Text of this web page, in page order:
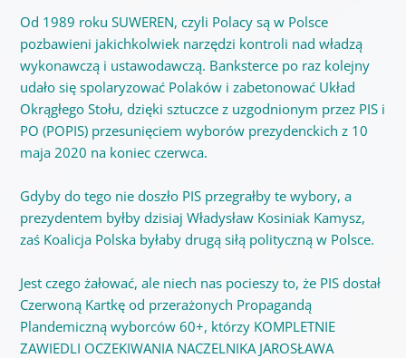
Od 1989 roku SUWEREN, czyli Polacy są w Polsce
pozbawieni jakichkolwiek narzędzi kontroli nad władzą
wykonawczą i ustawodawczą. Banksterce po raz kolejny
udało się spolaryzować Polaków i zabetonować Układ
Okrągłego Stołu, dzięki sztuczce z uzgodnionym przez PIS i
PO (POPIS) przesunięciem wyborów prezydenckich z 10
maja 2020 na koniec czerwca.
Gdyby do tego nie doszło PIS przegrałby te wybory, a
prezydentem byłby dzisiaj Władysław Kosiniak Kamysz,
zaś Koalicja Polska byłaby drugą siłą polityczną w Polsce.
Jest czego żałować, ale niech nas pocieszy to, że PIS dostał
Czerwoną Kartkę od przerażonych Propagandą
Plandemiczną wyborców 60+, którzy KOMPLETNIE
ZAWIEDLI OCZEKIWANIA NACZELNIKA JAROSŁAWA